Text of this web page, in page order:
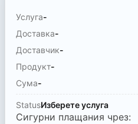
Услуга-
Доставка-
Доставчик-
Продукт-
Сума-
StatusИзберете услуга
Сигурни плащания чрез: